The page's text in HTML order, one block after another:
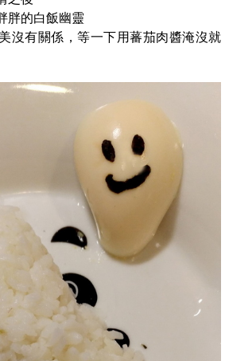
胖的白飯幽靈
沒有關係，等一下用蕃茄肉醬淹沒就